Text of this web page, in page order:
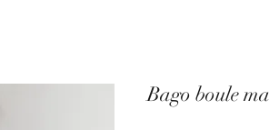
Bago boule